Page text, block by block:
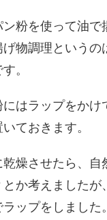
粉を使って油で
物調理というの
。
はラップをかけ
ておきます。
燥させたら、自
か考えましたが
ップをしました。